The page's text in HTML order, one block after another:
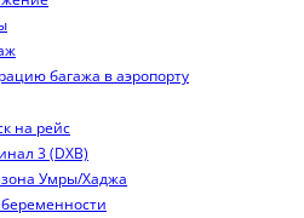
багажа в аэропорту
на рейс
3 (DXB)
Умры/Хаджа